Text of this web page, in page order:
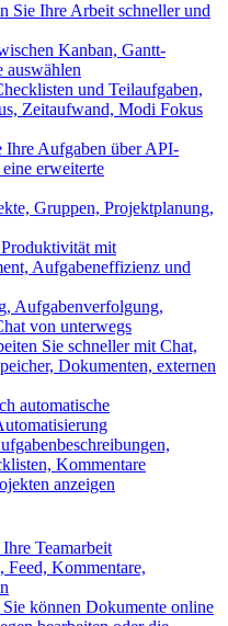
Sie Ihre Arbeit schneller und
Kanban, Gantt-
auswählen
und Teilaufgaben,
Zeitaufwand, Modi Fokus
Ihre Aufgaben über API-
erweiterte
Gruppen, Projektplanung,
mit
Aufgabeneffizienz und
Aufgabenverfolgung,
von unterwegs
Sie schneller mit Chat,
Dokumenten, externen
automatische
Kommentare
anzeigen
Teamarbeit
Feed, Kommentare,
Sie können Dokumente online